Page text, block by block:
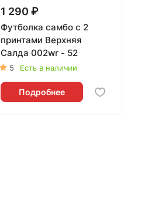
1 290 ₽
Футболка самбо с 2
принтами Верхняя
Салда 002wr - 52
5 Есть в наличии
Подробнее